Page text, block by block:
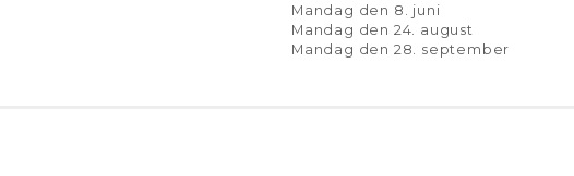
Mandag den 8. juni
Mandag den 24. august
Mandag den 28. september